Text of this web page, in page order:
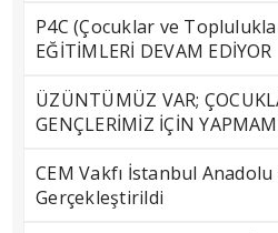
P4C (Çocuklar ve
EĞİTİMLERİ DEVAM EDİYOR
ÜZÜNTÜMÜZ VAR;
GENÇLERİMİZ İÇİN
CEM Vakfı İstanbul Anadolu
Gerçekleştirildi